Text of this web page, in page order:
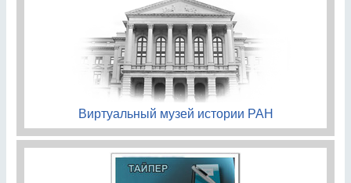
Виртуальный музей истории РАН